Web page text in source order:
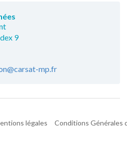
9
mp.fr
légales Conditions Générales